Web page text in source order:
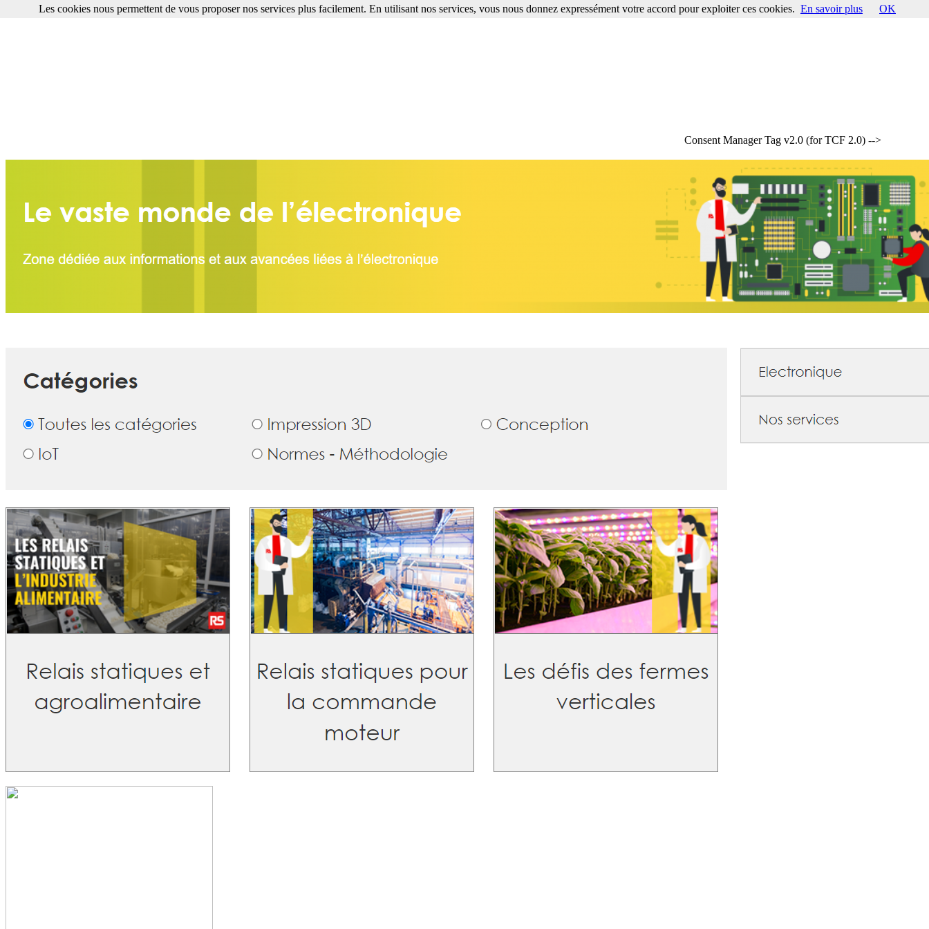
Consent Manager Tag v2.0 (for TCF 2.0) -->
Les cookies nous permettent de vous proposer nos services plus facilement. En utilisant nos services, vous nous donnez expressément votre accord pour exploiter ces cookies. En savoir plus OK